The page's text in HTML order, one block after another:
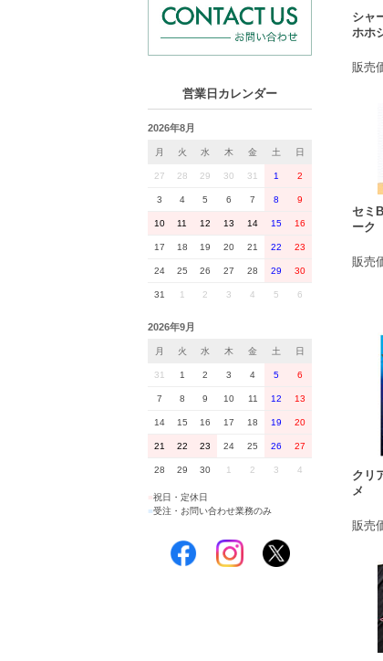
営業日カレンダー
2026年8月
月 火 水 木 金 土 日
27 28 29 30 31 1 2
3 4 5 6 7 8 9
10 11 12 13 14 15 16
17 18 19 20 21 22 23
24 25 26 27 28 29 30
31 1 2 3 4 5 6
2026年9月
月 火 水 木 金 土 日
31 1 2 3 4 5 6
7 8 9 10 11 12 13
14 15 16 17 18 19 20
21 22 23 24 25 26 27
28 29 30 1 2 3 4
祝日・定休日
■受注・お問い合わせ業務のみ
シャ
ホホ
販売
セミ
ーク
販売
クリ
メ
販売